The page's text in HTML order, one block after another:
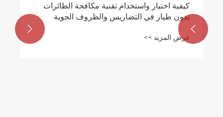
كيفية اختيار واستخدام تقنية مكافحة الطائرات
بدون طيار في التضاريس والظروف الجوية
الصعبة
عرض المزيد >>

